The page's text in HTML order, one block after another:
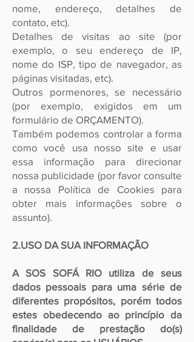
nome, endereço, detalhes de
contato, etc).
Detalhes de visitas ao site (por
exemplo, o seu endereço de IP,
nome do ISP, tipo de navegador, as
páginas visitadas, etc).
Outros pormenores, se necessário
(por exemplo, exigidos em um
formulário de ORÇAMENTO).
Também podemos controlar a forma
como você usa nosso site e usar
essa informação para direcionar
nossa publicidade (por favor consulte
a nossa Política de Cookies para
obter mais informações sobre o
assunto).
2.USO DA SUA INFORMAÇÃO
A SOS SOFÁ RIO utiliza de seus
dados pessoais para uma série de
diferentes propósitos, porém todos
estes obedecendo ao princípio da
finalidade de prestação do(s)